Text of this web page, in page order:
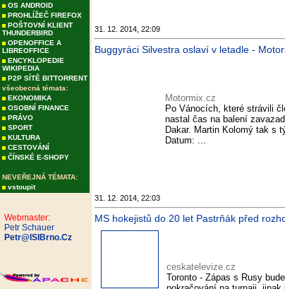
OS ANDROID
PROHLÍŽEČ FIREFOX
POŠTOVNÍ KLIENT
THUNDERBIRD
OPENOFFICE A
LIBREOFFICE
ENCYKLOPEDIE
WIKIPEDIA
P2P SÍTĚ BITTORRENT
všeobecná témata:
EKONOMIKA
OSOBNÍ FINANCE
PRÁVO
SPORT
KULTURA
CESTOVÁNÍ
ČÍNSKÉ E-SHOPY
NEVEŘEJNÁ TÉMATA:
vstoupit
Webmaster:
Petr Schauer
Petr@ISIBrno.Cz
31. 12. 2014, 22:09
Buggyráci Silvestra oslaví v letadle -
Motormix.cz
Po Vánocích, které strávili
nastal čas na balení
Dakar. Martin Kolomý tak s
Datum: ...
31. 12. 2014, 22:03
MS hokejistů do 20 let Pastrňák před
ceskatelevize.cz
Toronto - Zápas s Rusy